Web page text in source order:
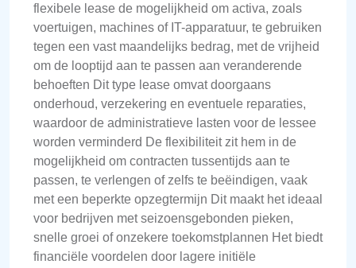
flexibele lease de mogelijkheid om activa, zoals
voertuigen, machines of IT-apparatuur, te gebruiken
tegen een vast maandelijks bedrag, met de vrijheid
om de looptijd aan te passen aan veranderende
behoeften Dit type lease omvat doorgaans
onderhoud, verzekering en eventuele reparaties,
waardoor de administratieve lasten voor de lessee
worden verminderd De flexibiliteit zit hem in de
mogelijkheid om contracten tussentijds aan te
passen, te verlengen of zelfs te beëindigen, vaak
met een beperkte opzegtermijn Dit maakt het ideaal
voor bedrijven met seizoensgebonden pieken,
snelle groei of onzekere toekomstplannen Het biedt
financiële voordelen door lagere initiële